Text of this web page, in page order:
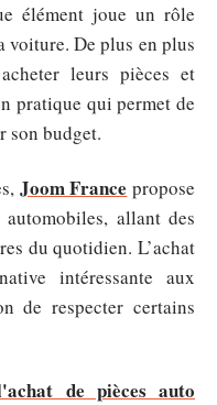
élément joue un rôle
voiture. De plus en plus
leurs pièces et
pratique qui permet de
son budget.
Joom France propose
allant des
du quotidien. L’achat
intéressante aux
de respecter certains
de pièces auto